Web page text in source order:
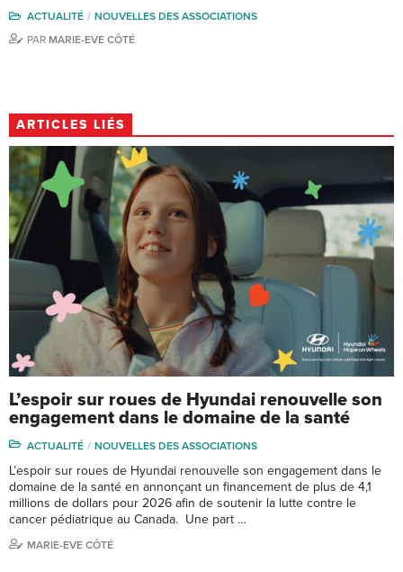
ACTUALITÉ
NOUVELLES DES ASSOCIATIONS
PAR MARIE-EVE CÔTÉ
ARTICLES LIÉS
L’espoir sur roues de Hyundai renouvelle son
engagement dans le domaine de la santé
ACTUALITÉ NOUVELLES DES ASSOCIATIONS
L’espoir sur roues de Hyundai renouvelle son engagement dans le
domaine de la santé en annonçant un financement de plus de 4,1
millions de dollars pour 2026 afin de soutenir la lutte contre le
cancer pédiatrique au Canada. Une part …
MARIE-EVE CÔTÉ